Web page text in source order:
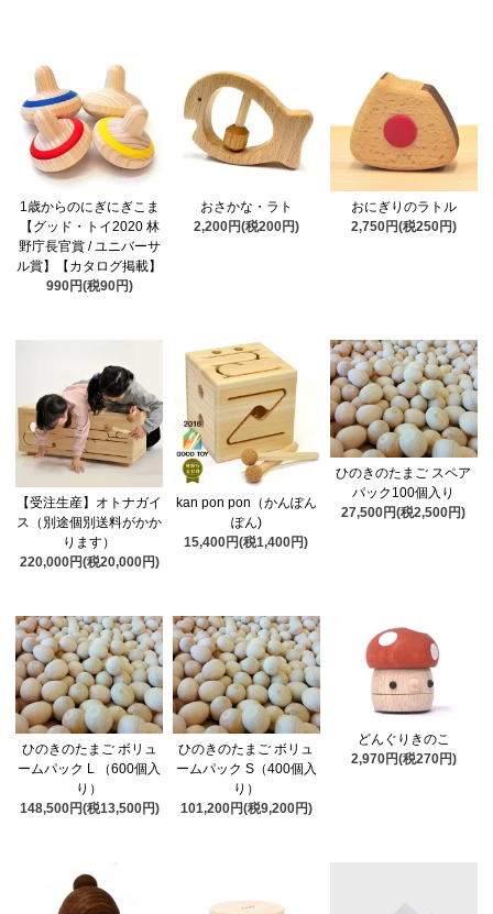
1歳からのにぎにぎこま
【グッド・トイ2020 林
野庁長官賞 / ユニバーサ
ル賞】【カタログ掲載】
990円(税90円)
おさかな・ラト
2,200円(税200円)
おにぎりのラトル
2,750円(税250円)
【受注生産】オトナガイ
ス（別途個別送料がかか
ります）
220,000円(税20,000円)
kan pon pon（かんぽん
ぽん)
15,400円(税1,400円)
ひのきのたまご スペア
パック100個入り
27,500円(税2,500円)
ひのきのたまご ボリュ
ームパック L （600個入
り）
148,500円(税13,500円)
ひのきのたまご ボリュ
ームパック S（400個入
り）
101,200円(税9,200円)
どんぐりきのこ
2,970円(税270円)